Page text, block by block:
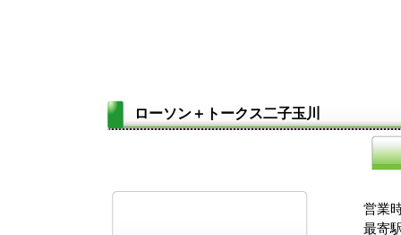
ローソン＋トークス二子玉川
営業
最寄